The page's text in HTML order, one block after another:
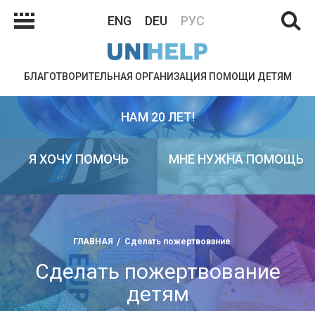
ENG DEU РУС
БЛАГОТВОРИТЕЛЬНАЯ ОРГАНИЗАЦИЯ ПОМОЩИ ДЕТЯМ
НАМ 20 ЛЕТ!
Я ХОЧУ ПОМОЧЬ МНЕ НУЖНА ПОМОЩЬ
ГЛАВНАЯ Сделать пожертвование
Сделать пожертвование
детям